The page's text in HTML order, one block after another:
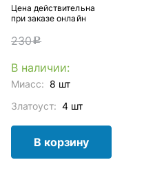
Цена действительна
при заказе онлайн
230c
В наличии:
Миасс: 8 шт
Златоуст: 4 шт
В корзину